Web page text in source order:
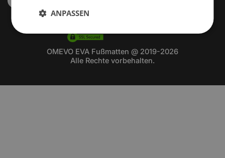
OMEVO EVA Fußmatten @ 2019-2026
Alle Rechte vorbehalten.
ANPASSEN